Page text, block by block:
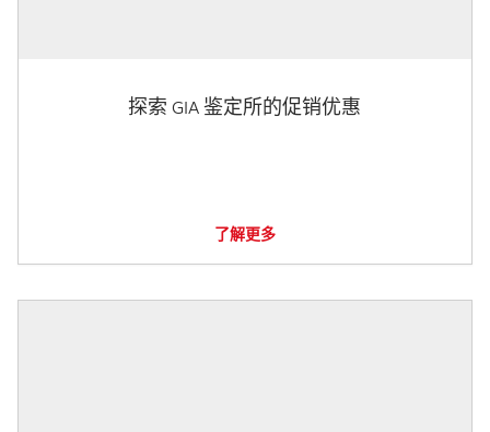
探索 GIA 鉴定所的促销优惠
了解更多